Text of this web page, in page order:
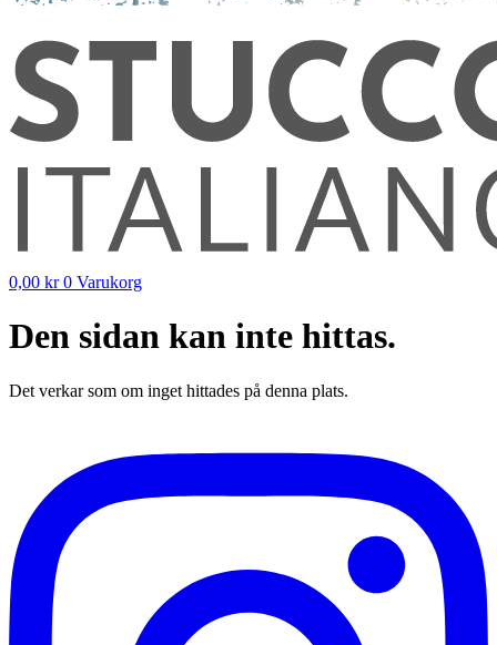
0,00 kr 0 Varukorg
Den sidan kan inte hittas.
Det verkar som om inget hittades på denna plats.